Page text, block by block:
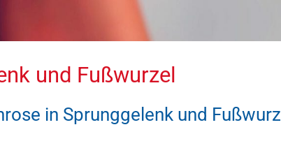
und Fußwurzel
in Sprunggelenk und